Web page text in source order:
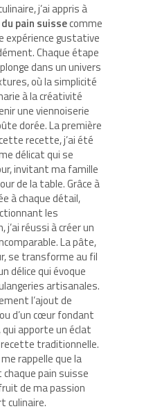
j’ai appris à
pain suissecomme
expérience gustative
Chaque étape
dans un univers
où la simplicité
à la créativité
une viennoiserie
dorée. La première
recette, j’ai été
délicat qui se
invitant ma famille
de la table. Grâce à
à chaque détail,
les
j’ai réussi à créer un
La pâte,
se transforme au fil
délice qui évoque
artisanales.
l’ajout de
d’un cœur fondant
apporte un éclat
traditionnelle.
rappelle que la
pain suisse
de ma passion
culinaire.